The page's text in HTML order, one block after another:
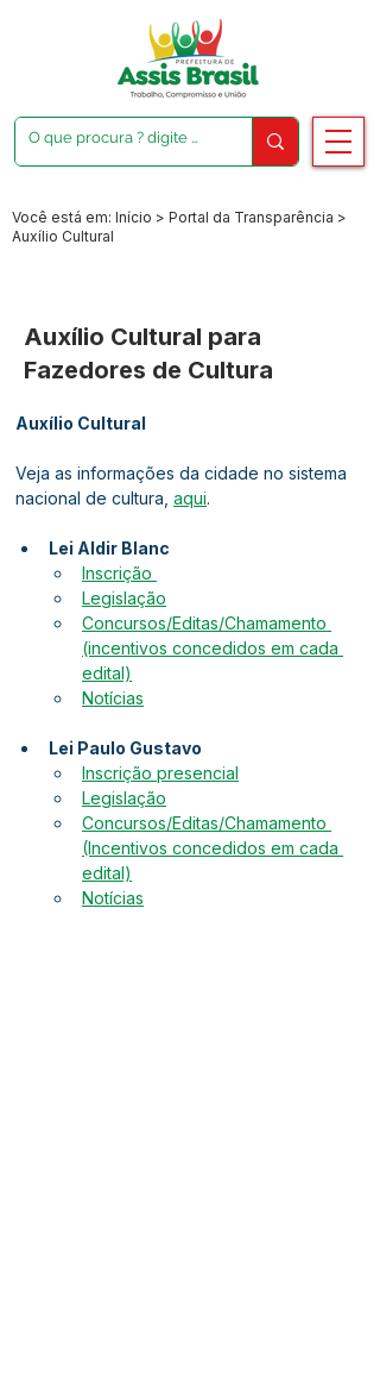
Você está em: Início > Portal da Transparência >
Auxílio Cultural
Auxílio Cultural para
Fazedores de Cultura
Auxílio Cultural
Veja as informações da cidade no sistema
nacional de cultura, aqui.
Lei Aldir Blanc
Inscrição
Legislação
Concursos/Editas/Chamamento
(incentivos concedidos em cada
edital)
Notícias
Lei Paulo Gustavo
Inscrição presencial
Legislação
Concursos/Editas/Chamamento
(Incentivos concedidos em cada
edital)
Notícias